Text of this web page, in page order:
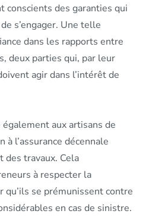
conscients des garanties qui
s’engager. Une telle
dans les rapports entre
deux parties qui, par leur
agir dans l’intérêt de
aux artisans de
l’assurance décennale
des travaux. Cela
à respecter la
qu’ils se prémunissent contre
en cas de sinistre.